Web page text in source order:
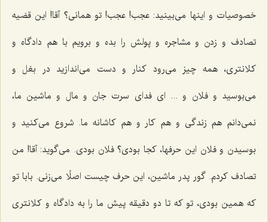
خصوصیات و اینها می‌بینید: عجب! عجب! تو همانی؟ آقا! این قضیه
تصادف و زدن و مشاجره و پولش را بده و برویم با هم دادگاه و
كلانتری، همه چیز می‌رود كنار و دست می‌اندازید در بغل و
می‌بوسید و فلان و ... ای فدای سرت جان و مال و ماشین ما،
نمی‌دانم هم زندگی و هم كار و هم كاشانه ما. شروع می‌كنید و
بوسیدن و فلان این حرفها، كجا بودی؟ فلان بودی. می‌گوید: آقا! من
تصادف كردم. گور پدر ماشین، این حرف چیست اصلًا می‌زنی. بابا تو
كه همین بودی، تو كه تا دو دقیقه پیش ما را به دادگاه و كلانتری